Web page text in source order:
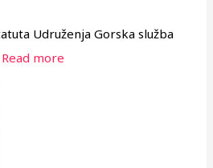
Udruženja Gorska služba
Read more